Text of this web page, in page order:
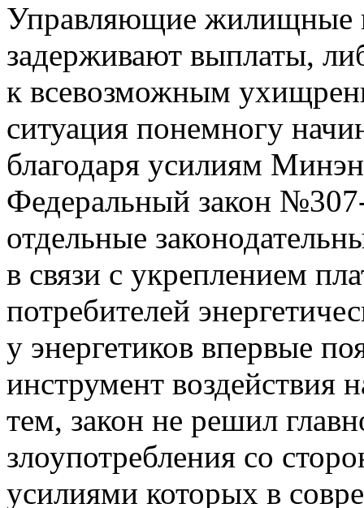
Управляющие жилищные
задерживают выплаты,
к всевозможным
ситуация понемногу
благодаря усилиям
Федеральный закон
отдельные
в связи с укреплением
потребителей
у энергетиков впервые
инструмент воздействия
тем, закон не решил
злоупотребления со
усилиями которых в